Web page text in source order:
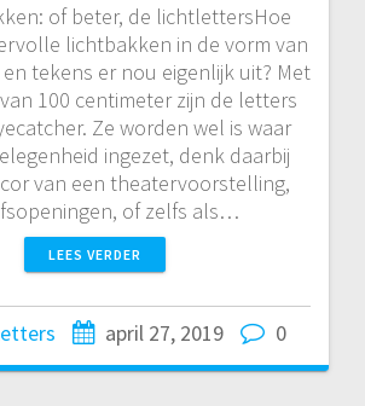
of beter, de lichtlettersHoe
lichtbakken in de vorm van
tekens er nou eigenlijk uit? Met
100 centimeter zijn de letters
Ze worden wel is waar
ingezet, denk daarbij
van een theatervoorstelling,
of zelfs als…
LEES VERDER
april 27, 2019 0